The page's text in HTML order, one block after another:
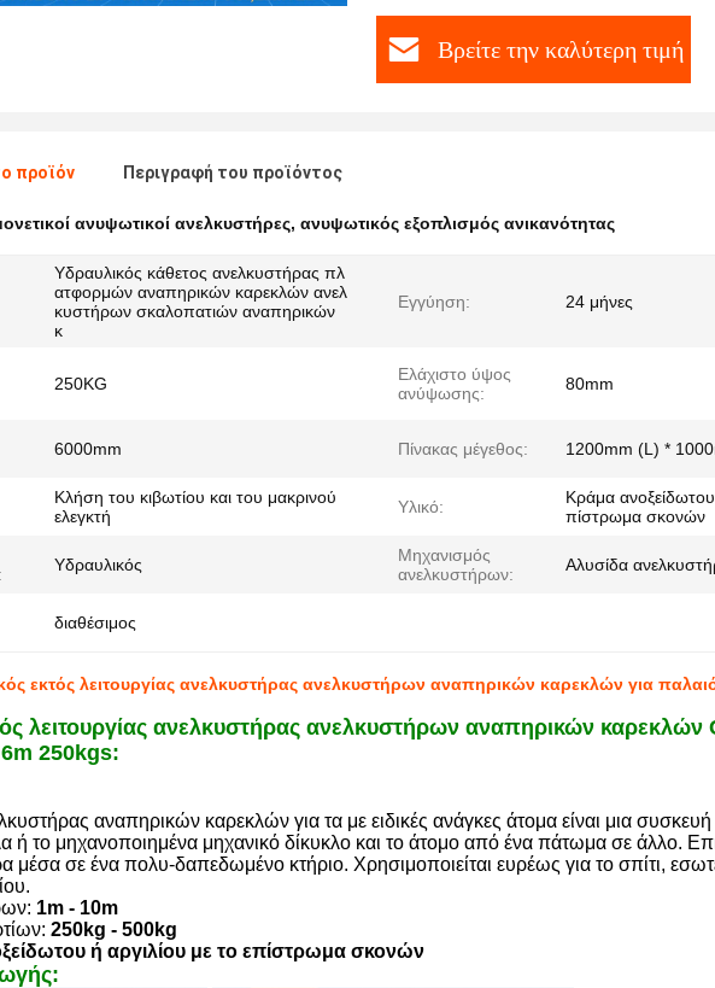
Βρείτε την καλύτερη τιμή
προϊόν Περιγραφή του προϊόντος
ανυψωτικοί ανελκυστήρες, ανυψωτικός εξοπλισμός ανικανότητας
Υδραυλικός κάθετος ανελκυστήρας πλ
ατφορμών αναπηρικών καρεκλών ανελ
κυστήρων σκαλοπατιών αναπηρικών
κ
Εγγύηση: 24 μήνες
250KG
Ελάχιστο ύψος
ανύψωσης:
80mm
6000mm Πίνακας μέγεθος: 1200mm (L) *
Κλήση του κιβωτίου και του μακρινού
ελεγκτή
Υλικό:
Κράμα
πίστρωμα σκονών
Υδραυλικός
Μηχανισμός
ανελκυστήρων:
Αλυσίδα
διαθέσιμος
εκτός λειτουργίας ανελκυστήρας ανελκυστήρων αναπηρικών καρεκλών για
λειτουργίας ανελκυστήρας ανελκυστήρων αναπηρικών καρεκλών
250kgs:
αναπηρικών καρεκλών για τα με ειδικές ανάγκες άτομα είναι μια συσκευή
ή το μηχανοποιημένα μηχανικό δίκυκλο και το άτομο από ένα πάτωμα σε άλλο.
μέσα σε ένα πολυ-δαπεδωμένο κτήριο. Χρησιμοποιείται ευρέως για το σπίτι,
1m - 10m
250kg - 500kg
ή αργιλίου με το επίστρωμα σκονών